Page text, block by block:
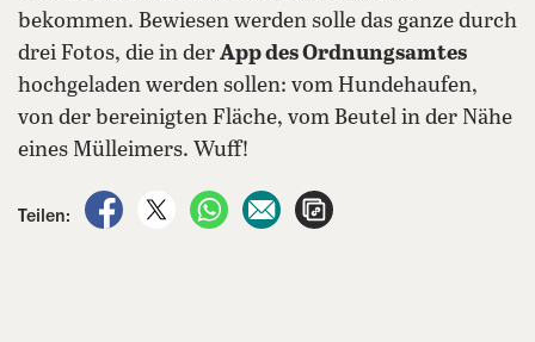
bekommen. Bewiesen werden solle das ganze durch
drei Fotos, die in der App des Ordnungsamtes
hochgeladen werden sollen: vom Hundehaufen,
von der bereinigten Fläche, vom Beutel in der Nähe
eines Mülleimers. Wuff!
Teilen:
auf Facebook teilen
auf X teilenper WhatsApp teilen
per E-Mail teilen